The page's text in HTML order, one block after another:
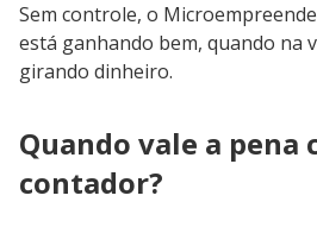
Sem controle, o
está ganhando bem, quando na
girando dinheiro.
Quando vale a
contador?